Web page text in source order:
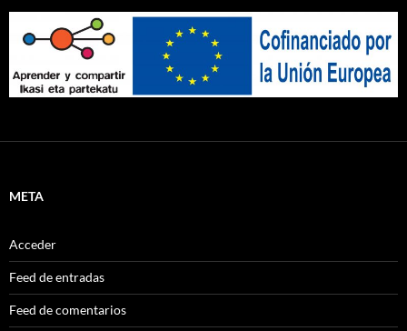
META
Acceder
Feed de entradas
Feed de comentarios